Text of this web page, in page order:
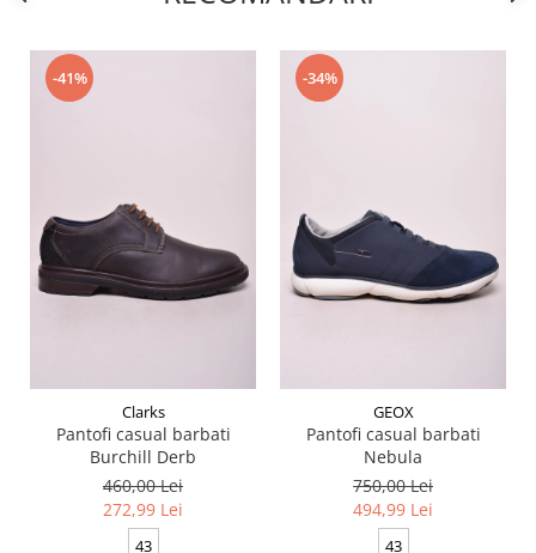
-41%
Clarks
Pantofi casual barbati
Burchill Derb
460,00 Lei
272,99 Lei
43
-34%
GEOX
Pantofi casual barbati
Nebula
750,00 Lei
494,99 Lei
43